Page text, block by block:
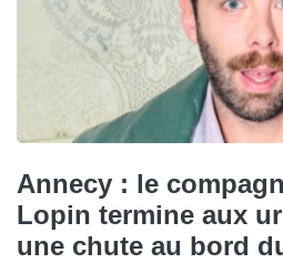
Annecy : le
Lopin termine aux
une chute au bord